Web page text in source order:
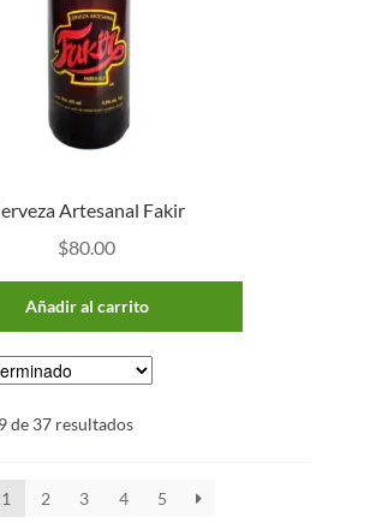
Artesanal Fakir
$80.00
Añadir al carrito
de 37 resultados
1 2 3 4 5